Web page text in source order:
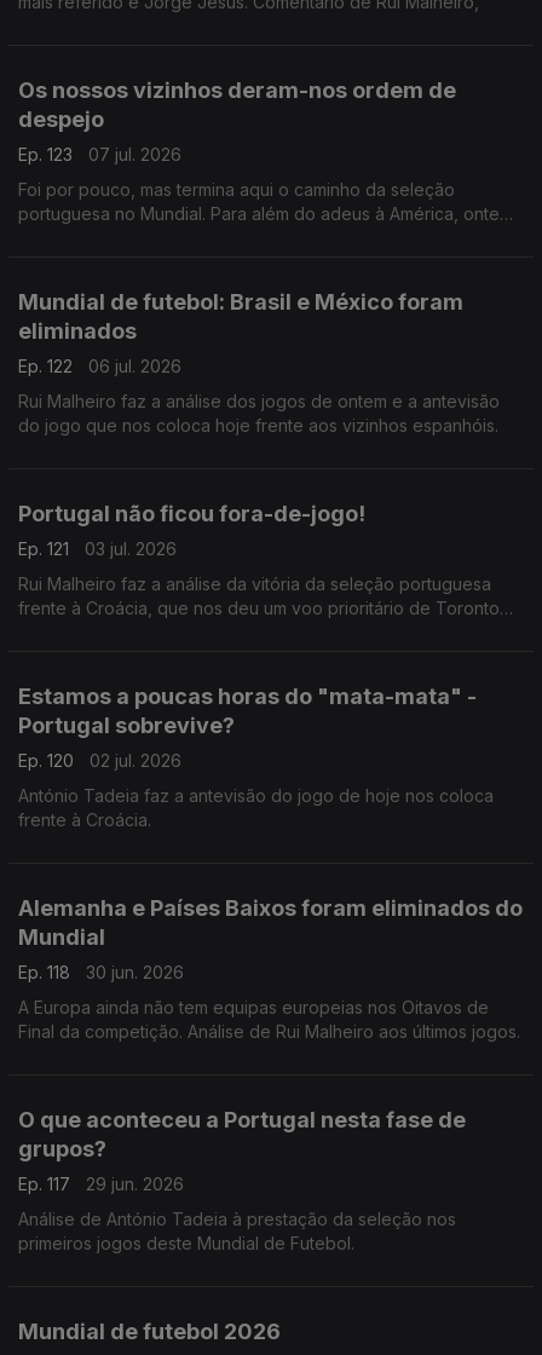
Os nossos vizinhos deram-nos ordem de
despejo
Ep. 123
07 jul. 2026
Foi por pouco, mas termina aqui o caminho da seleção
portuguesa no Mundial. Para além do adeus à América, ontem
Mundial de futebol: Brasil e México foram
eliminados
Ep. 122
06 jul. 2026
Rui Malheiro faz a análise dos jogos de ontem e a antevisão
do jogo que nos coloca hoje frente aos vizinhos espanhóis.
Portugal não ficou fora-de-jogo!
Ep. 121
03 jul. 2026
Rui Malheiro faz a análise da vitória da seleção portuguesa
frente à Croácia, que nos deu um voo prioritário de Toronto
Estamos a poucas horas do "mata-mata" -
Portugal sobrevive?
Ep. 120
02 jul. 2026
António Tadeia faz a antevisão do jogo de hoje nos coloca
frente à Croácia.
Alemanha e Países Baixos foram eliminados do
Mundial
Ep. 118
30 jun. 2026
A Europa ainda não tem equipas europeias nos Oitavos de
Final da competição. Análise de Rui Malheiro aos últimos jogos.
O que aconteceu a Portugal nesta fase de
grupos?
Ep. 117
29 jun. 2026
Análise de António Tadeia à prestação da seleção nos
primeiros jogos deste Mundial de Futebol.
Mundial de futebol 2026